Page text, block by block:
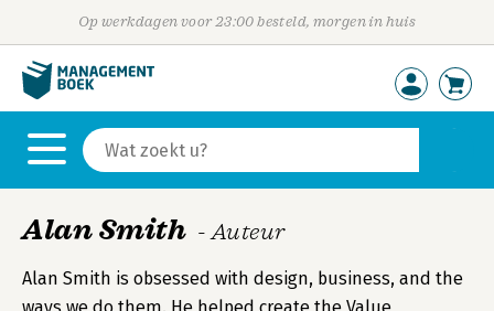
Op werkdagen voor 23:00 besteld, morgen in huis
Alan Smith - Auteur
Alan Smith is obsessed with design, business, and the